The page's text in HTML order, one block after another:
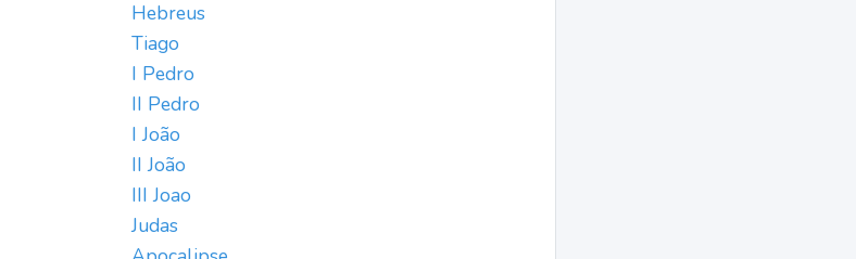
Hebreus
Tiago
I Pedro
II Pedro
I João
II João
III Joao
Judas